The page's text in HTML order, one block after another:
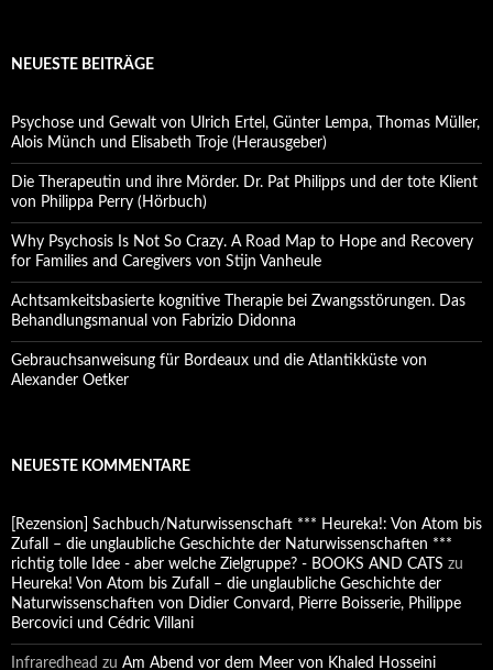
NEUESTE BEITRÄGE
Psychose und Gewalt von Ulrich Ertel, Günter Lempa, Thomas Müller,
Alois Münch und Elisabeth Troje (Herausgeber)
Die Therapeutin und ihre Mörder. Dr. Pat Philipps und der tote Klient
von Philippa Perry (Hörbuch)
Why Psychosis Is Not So Crazy. A Road Map to Hope and Recovery
for Families and Caregivers von Stijn Vanheule
Achtsamkeitsbasierte kognitive Therapie bei Zwangsstörungen. Das
Behandlungsmanual von Fabrizio Didonna
Gebrauchsanweisung für Bordeaux und die Atlantikküste von
Alexander Oetker
NEUESTE KOMMENTARE
[Rezension] Sachbuch/Naturwissenschaft *** Heureka!: Von Atom bis
Zufall – die unglaubliche Geschichte der Naturwissenschaften ***
richtig tolle Idee - aber welche Zielgruppe? - BOOKS AND CATS zu
Heureka! Von Atom bis Zufall – die unglaubliche Geschichte der
Naturwissenschaften von Didier Convard, Pierre Boisserie, Philippe
Bercovici und Cédric Villani
Infraredhead zu Am Abend vor dem Meer von Khaled Hosseini